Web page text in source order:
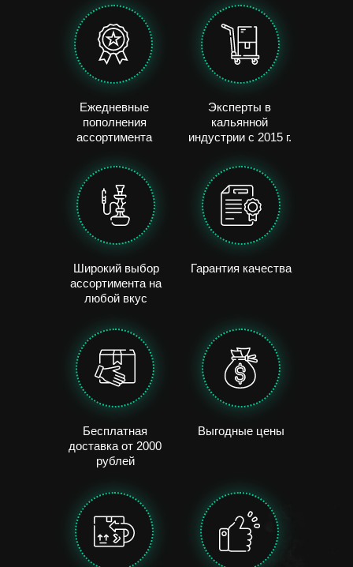
Ежедневные
пополнения
ассортимента
Экcперты в
кальянной
индустрии с 2015 г.
Широкий выбор
ассортимента на
любой вкус
Гарантия качества
Бесплатная
доставка от 2000
рублей
Выгодные цены